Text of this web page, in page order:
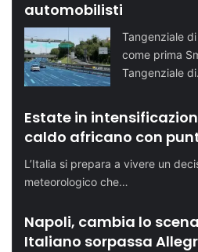
automobilisti
Tangenziale
come prima
Tangenziale
Estate in
caldo africano con
L’Italia si prepara a vivere un
meteorologico che…
Napoli, cambia lo
Italiano sorpassa